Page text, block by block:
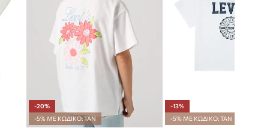
-20%
-5% ΜΕ ΚΩΔΙΚΟ: TAN
-13%
-5% ΜΕ ΚΩΔΙΚΟ: TAN